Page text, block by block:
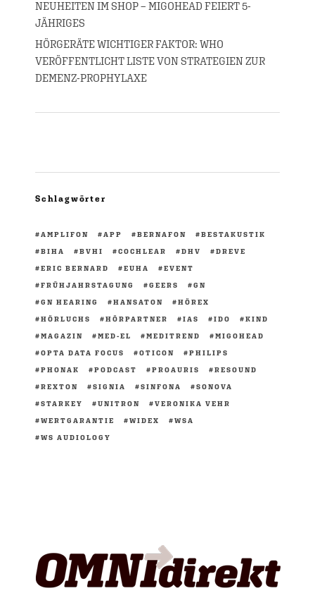
NEUHEITEN IM SHOP – MIGOHEAD FEIERT 5-
JÄHRIGES
HÖRGERÄTE WICHTIGER FAKTOR: WHO
VERÖFFENTLICHT LISTE VON STRATEGIEN ZUR
DEMENZ-PROPHYLAXE
Schlagwörter
AMPLIFON APP BERNAFON
BESTAKUSTIK
BIHA
BVHI COCHLEAR DHV
DREVE
ERIC BERNARD
EUHA
EVENT
FRÜHJAHRSTAGUNG
GEERS
GN
GN HEARING
HANSATON
HÖREX
HÖRLUCHS
HÖRPARTNER IAS IDO
KIND
MAGAZIN
MED-EL MEDITREND
MIGOHEAD
OPTA DATA FOCUS
OTICON
PHILIPS
PHONAK
PODCAST PROAURIS
RESOUND
REXTON
SIGNIA SINFONA
SONOVA
STARKEY
UNITRON
VERONIKA VEHR
WERTGARANTIE
WIDEX
WSA
WS AUDIOLOGY